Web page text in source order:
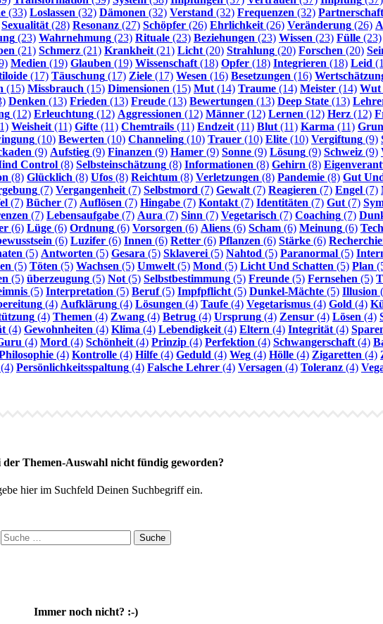
(33) Loslassen (32) Dämonen (32) Verstand (32) Frequenzen (32) Partnerschaft
Sexualität (28) Resonanz (27) Schöpfer (26) Ehrlichkeit (26) Veränderung (26)
(23) Wahrnehmung (23) Rituale (23) Beziehungen (23) Wissen (23) Fülle (23)
(21) Schmerz (21) Krankheit (21) Licht (20) Strahlung (20) Forschen (20)
Medien (19) Glauben (19) Wissenschaft (18) Opfer (18) Integrieren (18) Leid
(17) Täuschung (17) Ziele (17) Wesen (16) Besetzungen (16)
(15) Missbrauch (15) Dimensionen (15) Mut (14) Traume (14) Meister (14) Wut
Denken (13) Frieden (13) Freude (13) Bewertungen (13) Deep State (13)
(12) Erleuchtung (12) Aggressionen (12) Männer (12) Lernen (12) Herz (12)
Weisheit (11) Gifte (11) Chemtrails (11) Endzeit (11) Blut (11) Karma (11)
(10) Bewerten (10) Channeling (10) Trauer (10) Elite (10) Vergiftung (9)
(9) Aufstieg (9) Finanzen (9) Hamer (9) Sonne (9) Lösung (9) Schweiz (9)
Control (8) Selbsteinschätzung (8) Informationen (8) Gehirn (8)
(8) Glücklich (8) Ufos (8) Reichtum (8) Verletzungen (8) Pandemie (8) Gut
(7) Vergangenheit (7) Selbstmord (7) Gewalt (7) Reagieren (7) Engel (7)
(7) Bücher (7) Auflösen (7) Hingabe (7) Kontakt (7) Identitäten (7) Gut (7)
(7) Lebensaufgabe (7) Aura (7) Sinn (7) Vegetarisch (7) Coaching (7)
(6) Lüge (6) Ordnung (6) Vorsorgen (6) Aliens (6) Scham (6) Meinung (6)
(6) Luzifer (6) Innen (6) Retter (6) Pflanzen (6) Stärke (6)
(5) Antworten (5) Gesara (5) Sklaverei (5) Nahtod (5) Paranormal (5)
(5) Töten (5) Wachsen (5) Umwelt (5) Mond (5) Licht Und Schatten (5) Plan
(5) überzeugung (5) Not (5) Selbstbestimmung (5) Freunde (5) Fernsehen (5)
(5) Interpretation (5) Beruf(5) Impfpflicht (5) Dunkel-Mächte (5) Illusion
(4) Aufklärung (4) Lösungen (4) Taufe (4) Vegetarismus (4) Gold (4)
(4) Themen (4) Zwang (4) Betrug (4) Ursprung (4) Zensur (4) Lösen (4)
(4) Gewohnheiten (4) Klima (4) Lebendigkeit (4) Eltern (4) Integrität (4)
(4) Mord (4) Schönheit (4) Prinzip (4) Perfektion (4) Schwangerschaft (4)
(4) Kontrolle (4) Hilfe (4) Geduld (4) Weg (4) Hölle (4) Zigaretten (4)
(4) Persönlichkeitsspaltung (4) Falsche Lehrer (4) Versagen (4) Toleranz (4)
der Themen-Auswahl nicht fündig geworden?
hier im Suchfeld Deinen Suchbegriff ein.
Suche
nach:
Immer noch nicht? :-)